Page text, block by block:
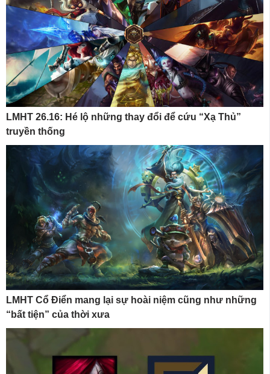
LMHT 26.16: Hé lộ những thay đổi để cứu “Xạ Thủ”
truyền thống
LMHT Cổ Điển mang lại sự hoài niệm cũng như những
“bất tiện” của thời xưa